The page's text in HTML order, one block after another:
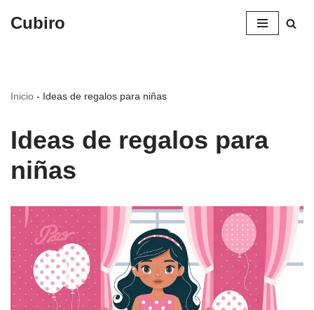
Cubiro
Inicio - Ideas de regalos para niñas
Ideas de regalos para
niñas